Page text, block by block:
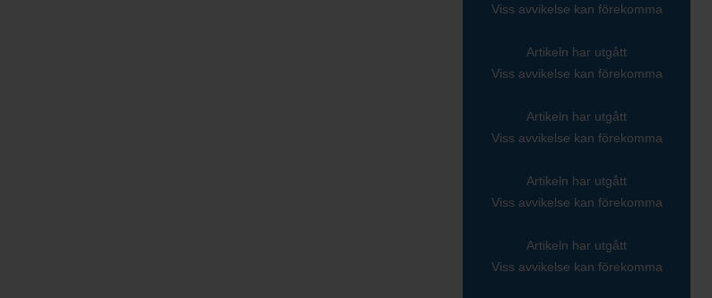
Viss avvikelse kan förekomma
Artikeln har utgått
Viss avvikelse kan förekomma
Artikeln har utgått
Viss avvikelse kan förekomma
Artikeln har utgått
Viss avvikelse kan förekomma
Artikeln har utgått
Viss avvikelse kan förekomma